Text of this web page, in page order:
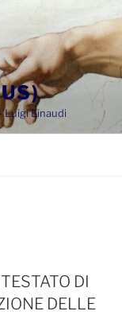
Luigi Einaudi
DI
DELLE